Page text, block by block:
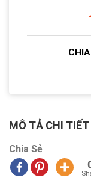
MÔ TẢ CHI TIẾT
Chia Sẻ